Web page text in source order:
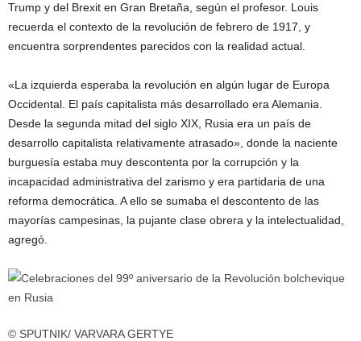
Trump y del Brexit en Gran Bretaña, según el profesor. Louis
recuerda el contexto de la revolución de febrero de 1917, y
encuentra sorprendentes parecidos con la realidad actual.
«La izquierda esperaba la revolución en algún lugar de Europa
Occidental. El país capitalista más desarrollado era Alemania.
Desde la segunda mitad del siglo XIX, Rusia era un país de
desarrollo capitalista relativamente atrasado», donde la naciente
burguesía estaba muy descontenta por la corrupción y la
incapacidad administrativa del zarismo y era partidaria de una
reforma democrática. A ello se sumaba el descontento de las
mayorías campesinas, la pujante clase obrera y la intelectualidad,
agregó.
© SPUTNIK/ VARVARA GERTYE